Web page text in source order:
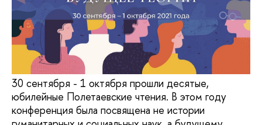
30 сентября - 1 октября прошли десятые,
юбилейные Полетаевские чтения. В этом году
конференция была посвящена не истории